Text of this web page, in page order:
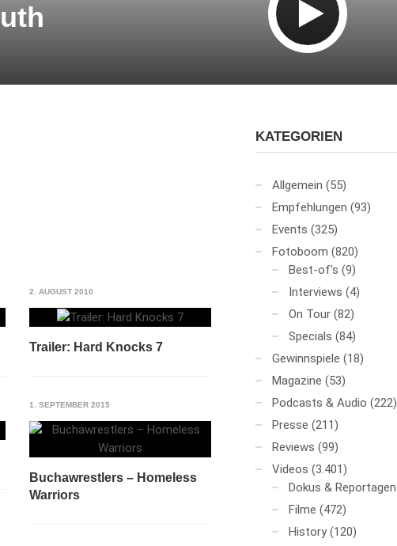
2. AUGUST 2010
Trailer: Hard Knocks 7
1. SEPTEMBER 2015
Buchawrestlers – Homeless
Warriors
KATEGORIEN
Allgemein (55)
Empfehlungen (93)
Events (325)
Fotoboom (820)
Best-of's (9)
Interviews (4)
On Tour (82)
Specials (84)
Gewinnspiele (18)
Magazine (53)
Podcasts & Audio (222)
Presse (211)
Reviews (99)
Videos (3.401)
Dokus & Reportagen
Filme (472)
History (120)